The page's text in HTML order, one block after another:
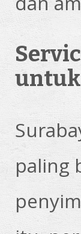
untuk
paling